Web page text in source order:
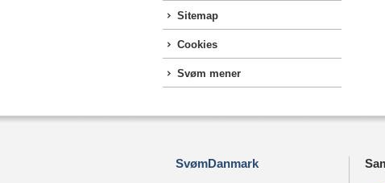
Sitemap
Cookies
Svøm mener
SvømDanmark